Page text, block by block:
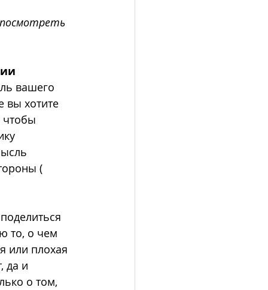
вашего
вы хотите
чтобы
(
то, о чем
или плохая
да и
о том,